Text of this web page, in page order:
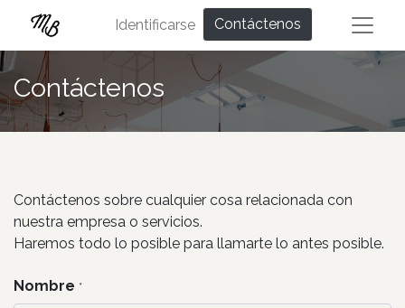
Identificarse Contáctenos
Contáctenos
Contáctenos sobre cualquier cosa relacionada con
nuestra empresa o servicios.
Haremos todo lo posible para llamarte lo antes posible.
Nombre *